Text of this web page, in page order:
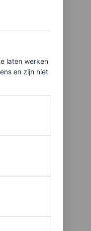
laten werken
en zijn niet